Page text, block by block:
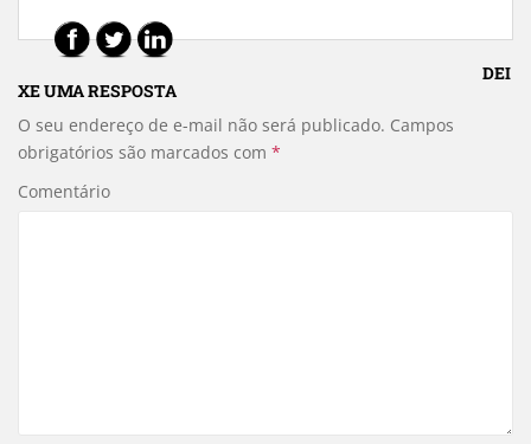
DEI
XE UMA RESPOSTA
O seu endereço de e-mail não será publicado. Campos
obrigatórios são marcados com *
Comentário